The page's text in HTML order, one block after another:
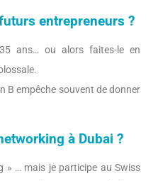
entrepreneurs ?
ans… ou alors faites-le en
B empêche souvent de donner
à Dubai ?
» … mais je participe au Swiss